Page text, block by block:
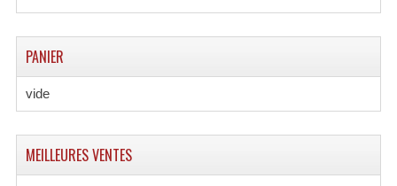
Lecteurs Double Cd MP3
Lecteurs Lasers Simple Et Mp3 (rack 19")
Minidisc
PANIER
vide
MEILLEURES VENTES